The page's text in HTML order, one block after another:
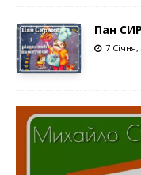
Пан
7 Січня,